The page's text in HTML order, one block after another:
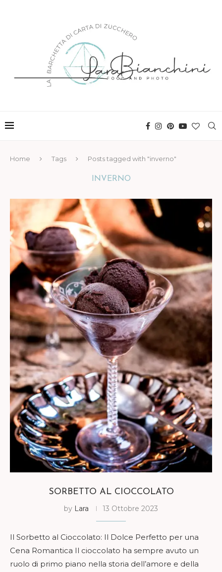
Home Tags Posts tagged with "inverno"
INVERNO
SORBETTO AL CIOCCOLATO
by Lara 13 Ottobre 2023
Il Sorbetto al Cioccolato: Il Dolce Perfetto per una
Cena Romantica Il cioccolato ha sempre avuto un
ruolo di primo piano nella storia dell’amore e della